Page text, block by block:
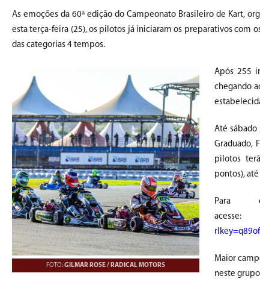
As emoções da 60ª edição do Campeonato Brasileiro de Kart,
esta terça-feira (25), os pilotos já iniciaram os preparativos com
das categorias 4 tempos.
FOTO:GILMAR ROSE / RADICAL MOTORS
Após 255
chegando
Até sábado
Graduado,
pilotos
pontos),
Para
Maior
neste